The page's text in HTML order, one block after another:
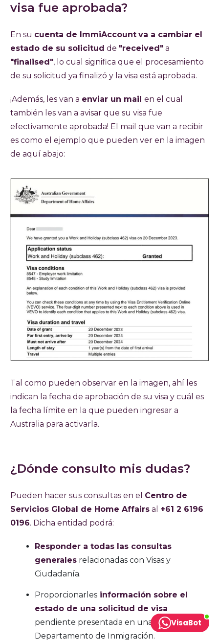
visa fue aprobada?
En su cuenta de ImmiAccount va a cambiar el
estado de su solicitud de "received" a
"finalised", lo cual significa que el procesamiento
de su solicitud ya finalizó y la visa está aprobada.
¡Además, les van a enviar un mail en el cual
también les van a avisar que su visa fue
efectivamente aprobada! El mail que van a recibir
es como el ejemplo que pueden ver en la imagen
de aquí abajo:
Tal como pueden observar en la imagen, ahí les
indican la fecha de aprobación de su visa y cuál es
la fecha límite en la que pueden ingresar a
Australia para activarla.
¿Dónde consulto mis dudas?
Pueden hacer sus consultas en el Centro de
Servicios Global de Home Affairs al +61 2 6196
0196. Dicha entidad podrá:
Responder a todas las consultas
generales relacionadas con Visas y
Ciudadanía.
Proporcionarles información sobre el
estado de una solicitud de visa
pendiente presentada en una oficina del
Departamento de Inmigración.
VisaBot